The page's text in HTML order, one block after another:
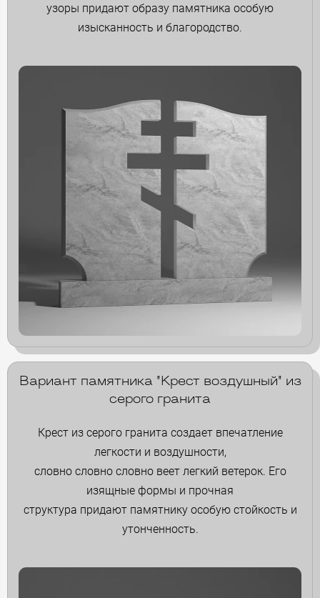
узоры придают образу памятника особую
изысканность и благородство.
Вариант памятника "Крест воздушный" из
серого гранита
Крест из серого гранита создает впечатление
легкости и воздушности,
словно словно словно веет легкий ветерок. Его
изящные формы и прочная
структура придают памятнику особую стойкость и
утонченность.